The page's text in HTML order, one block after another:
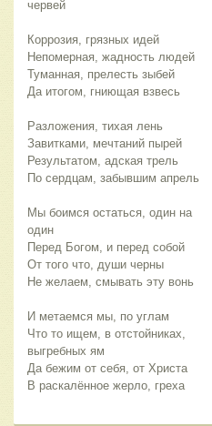
Мы боимся остаться, один на
Что то ищем, в отстойниках,
В раскалённое жерло, греха